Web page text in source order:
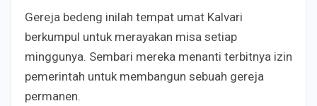
Gereja bedeng inilah tempat umat Kalvari
berkumpul untuk merayakan misa setiap
minggunya. Sembari mereka menanti terbitnya izin
pemerintah untuk membangun sebuah gereja
permanen.